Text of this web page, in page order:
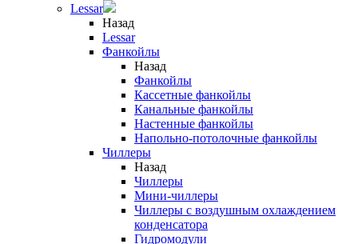
Lessar
Назад
Lessar
Фанкойлы
Назад
Фанкойлы
Кассетные фанкойлы
Канальные фанкойлы
Настенные фанкойлы
Напольно-потолочные фанкойлы
Чиллеры
Назад
Чиллеры
Мини-чиллеры
Чиллеры с воздушным охлаждением
конденсатора
Гидромодули